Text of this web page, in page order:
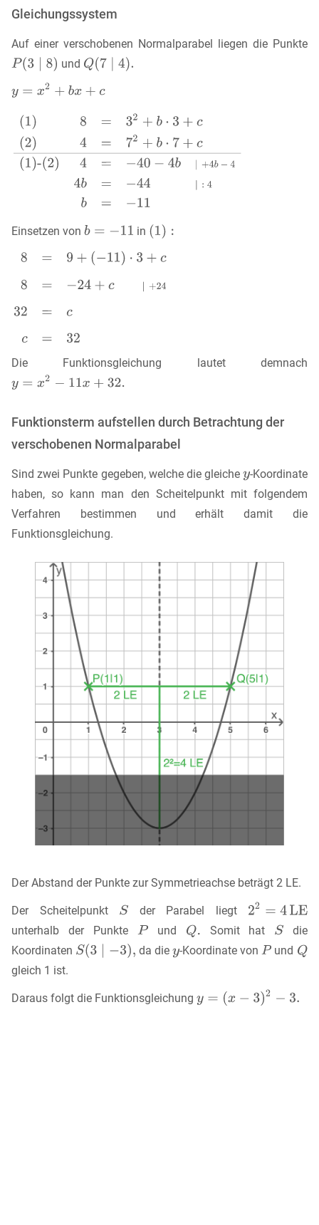
Gleichungssystem
Auf einer verschobenen Normalparabel liegen die Punkte
und
Einsetzen von in
Die Funktionsgleichung lautet demnach
Funktionsterm aufstellen durch Betrachtung der
verschobenen Normalparabel
Sind zwei Punkte gegeben, welche die gleiche -Koordinate
haben, so kann man den Scheitelpunkt mit folgendem
Verfahren bestimmen und erhält damit die
Funktionsgleichung.
Der Abstand der Punkte zur Symmetrieachse beträgt 2 LE.
Der Scheitelpunkt
der Parabel liegt
unterhalb der Punkte
und Somit hat
die
Koordinaten
da die -Koordinate von
und
gleich 1 ist.
Daraus folgt die Funktionsgleichung